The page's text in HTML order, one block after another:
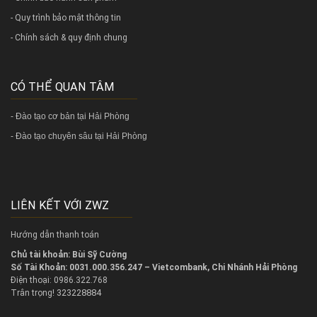
- Quy trình bảo mật thông tin
- Chính sách & quy định chung
CÓ THỂ QUAN TÂM
- Đào tạo cơ bản tại Hải Phòng
- Đào tạo chuyên sâu tại Hải Phòng
LIÊN KẾT VỚI ZWZ
Hướng dẫn thanh toán
Chủ tài khoản: Bùi Sỹ Cường
Số Tài Khoản: 0031.000.356.247 – Vietcombank, Chi Nhánh Hải Phòng
Điện thoại: 0986.322.768
Trân trọng! 323228884